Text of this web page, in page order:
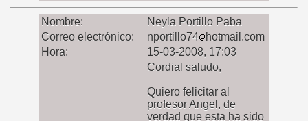
Nombre:
Neyla Portillo Paba
Correo electrónico:
nportillo74
hotmail.com
Hora:
15-03-2008, 17:03
Cordial saludo,
Quiero felicitar al
profesor Angel, de
verdad que esta ha sido